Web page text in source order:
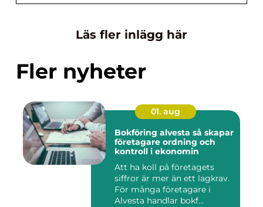
Läs fler inlägg här
Fler nyheter
01. aug
Bokföring alvesta så skapar
företagare ordning och
kontroll i ekonomin
Att ha koll på företagets
siffror är mer än ett lagkrav.
För många företagare i
Alvesta handlar bokf...